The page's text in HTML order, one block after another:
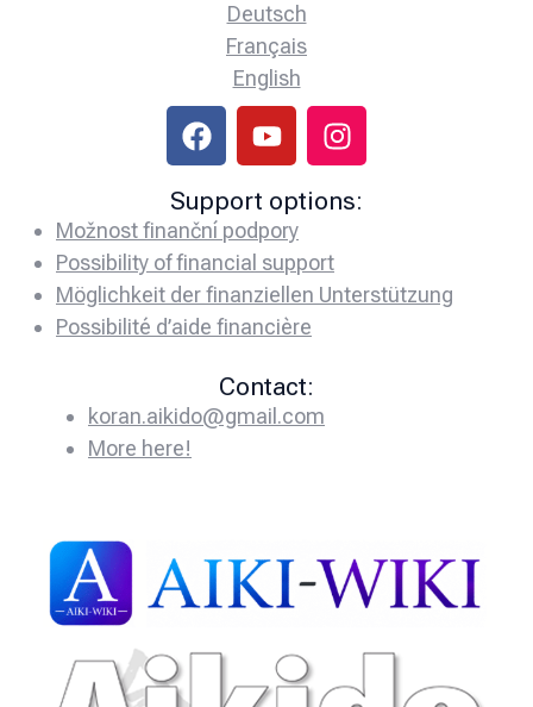
Deutsch
Français
English
Support options:
Možnost finanční podpory
Possibility of financial support
Möglichkeit der finanziellen Unterstützung
Possibilité d’aide financière
Contact:
koran.aikido@gmail.com
More here!